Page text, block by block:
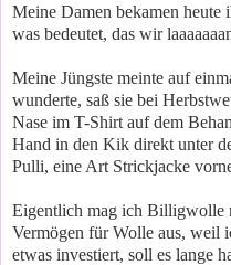
Meine Damen bekamen heute
was bedeutet, das wir
Meine Jüngste meinte auf
wunderte, saß sie bei
Nase im T-Shirt auf dem
Hand in den Kik direkt unter
Pulli, eine Art Strickjacke
Eigentlich mag ich Billigwolle
Vermögen für Wolle aus, weil
etwas investiert, soll es lange